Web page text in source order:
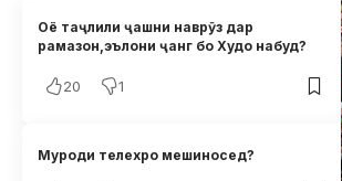
Оё таҷлили ҷашни наврӯз дар
рамазон,эълони ҷанг бо Худо набуд?
20 1
Муроди телехро мешиносед?